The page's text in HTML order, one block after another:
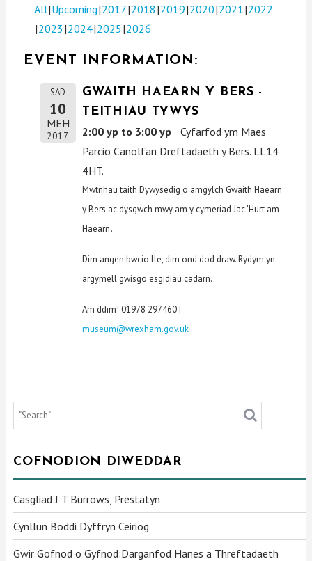
All Upcoming 2017 2018 2019 2020 2021 2022
2023 2024 2025 2026
EVENT INFORMATION:
SAD
10
MEH
2017
GWAITH HAEARN Y BERS -
TEITHIAU TYWYS
2:00 yp to 3:00 yp
Cyfarfod ym Maes
Parcio Canolfan Dreftadaeth y Bers. LL14
4HT.
Mwtnhau taith Dywysedig o amgylch Gwaith Haearn
y Bers ac dysgwch mwy am y cymeriad Jac 'Hurt am
Haearn'.
Dim angen bwcio lle, dim ond dod draw. Rydym yn
argymell gwisgo esgidiau cadarn.
Am ddim! 01978 297460 |
museum@wrexham.gov.uk
COFNODION DIWEDDAR
Casgliad J T Burrows, Prestatyn
Cynllun Boddi Dyffryn Ceiriog
Gwir Gofnod o Gyfnod:Darganfod Hanes a Threftadaeth